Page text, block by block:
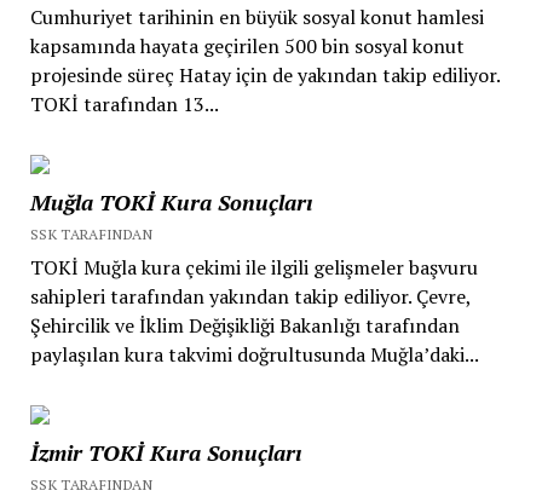
Cumhuriyet tarihinin en büyük sosyal konut hamlesi
kapsamında hayata geçirilen 500 bin sosyal konut
projesinde süreç Hatay için de yakından takip ediliyor.
TOKİ tarafından 13...
Muğla TOKİ Kura Sonuçları
SSK TARAFINDAN
TOKİ Muğla kura çekimi ile ilgili gelişmeler başvuru
sahipleri tarafından yakından takip ediliyor. Çevre,
Şehircilik ve İklim Değişikliği Bakanlığı tarafından
paylaşılan kura takvimi doğrultusunda Muğla’daki...
İzmir TOKİ Kura Sonuçları
SSK TARAFINDAN